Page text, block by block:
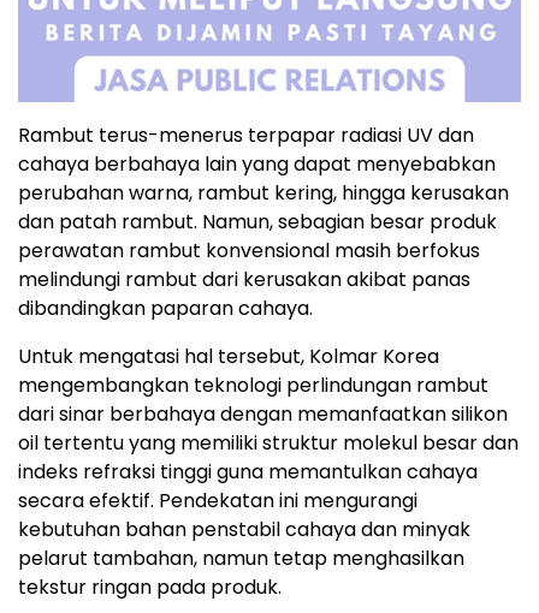
Rambut terus-menerus terpapar radiasi UV dan
cahaya berbahaya lain yang dapat menyebabkan
perubahan warna, rambut kering, hingga kerusakan
dan patah rambut. Namun, sebagian besar produk
perawatan rambut konvensional masih berfokus
melindungi rambut dari kerusakan akibat panas
dibandingkan paparan cahaya.
Untuk mengatasi hal tersebut, Kolmar Korea
mengembangkan teknologi perlindungan rambut
dari sinar berbahaya dengan memanfaatkan silikon
oil tertentu yang memiliki struktur molekul besar dan
indeks refraksi tinggi guna memantulkan cahaya
secara efektif. Pendekatan ini mengurangi
kebutuhan bahan penstabil cahaya dan minyak
pelarut tambahan, namun tetap menghasilkan
tekstur ringan pada produk.